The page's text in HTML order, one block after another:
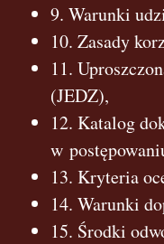
9. Warunki
10. Zasady
11.
(JEDZ),
12. Katalog
w
13. Kryteria
14. Warunki
15. Środki